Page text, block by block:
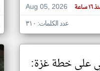
Aug 05, 2026
ساعة
عدد الكلمات: ٣١٠
على خطة غزة: